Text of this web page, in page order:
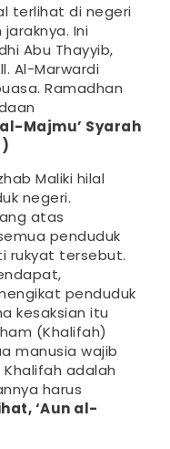
terlihat di negeri
Ini
Abu Thayyib,
Al-Marwardi
Ramadhan
Majmu’ Syarah
Maliki hilal
negeri.
atas
penduduk
rukyat tersebut.
penduduk
kesaksian itu
(Khalifah)
manusia wajib
adalah
harus
‘Aun al-